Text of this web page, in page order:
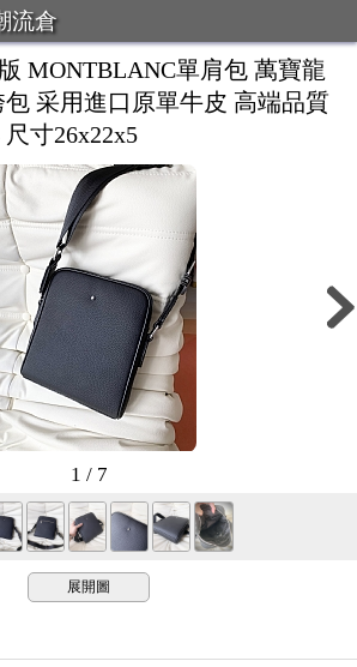
流倉
MONTBLANC單肩包 萬寶龍
采用進口原單牛皮 高端品質
寸26x22x5
1 / 7
展開圖